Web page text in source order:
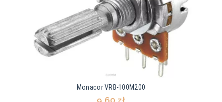
Monacor VRB-100M200